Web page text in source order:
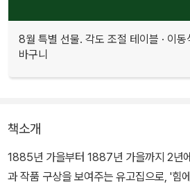
8월 특별 선물. 각도 조절 테이블 · 이동
바구니
책소개
1885년 가을부터 1887년 가을까지 2년
과 작품 구상을 보여주는 유고집으로, '힘